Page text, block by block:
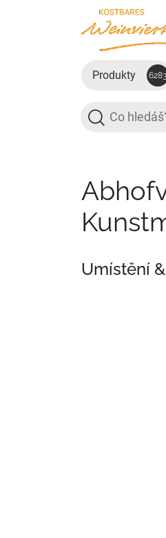
Přejít na hlavní obsah
Produkty 6283
Hledat
Umístění